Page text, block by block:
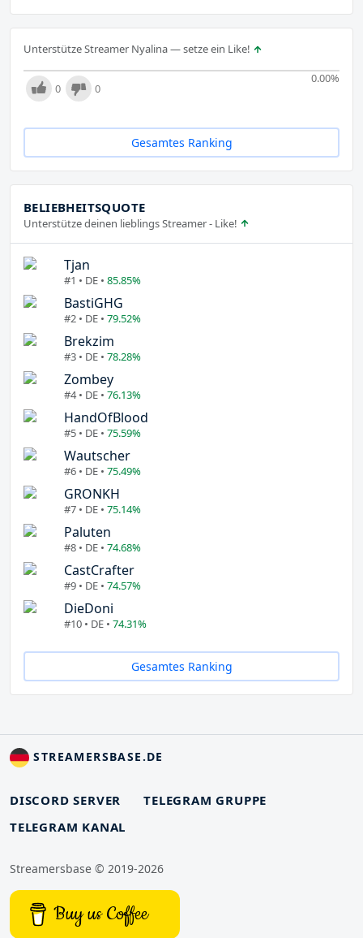
Unterstütze Streamer Nyalina — setze ein Like!
0.00%
0 0
Gesamtes Ranking
BELIEBHEITSQUOTE
Unterstütze deinen lieblings Streamer - Like!
Tjan
#1 • DE • 85.85%
BastiGHG
#2 • DE • 79.52%
Brekzim
#3 • DE • 78.28%
Zombey
#4 • DE • 76.13%
HandOfBlood
#5 • DE • 75.59%
Wautscher
#6 • DE • 75.49%
GRONKH
#7 • DE • 75.14%
Paluten
#8 • DE • 74.68%
CastCrafter
#9 • DE • 74.57%
DieDoni
#10 • DE • 74.31%
Gesamtes Ranking
STREAMERSBASE.DE
DISCORD SERVER
TELEGRAM GRUPPE
TELEGRAM KANAL
Streamersbase © 2019-2026
Buy us Coffee